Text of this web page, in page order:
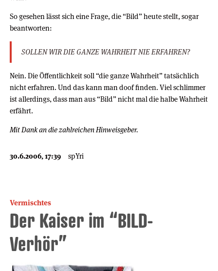
So gesehen lässt sich eine Frage, die “Bild” heute stellt, sogar
beantworten:
SOLLEN WIR DIE GANZE WAHRHEIT NIE ERFAHREN?
Nein. Die Öffentlichkeit soll “die ganze Wahrheit” tatsächlich
nicht erfahren. Und das kann man doof finden. Viel schlimmer
ist allerdings, dass man aus “Bild” nicht mal die halbe Wahrheit
erfährt.
Mit Dank an die zahlreichen Hinweisgeber.
30.6.2006, 17:39 spYri
Vermischtes
Der Kaiser im “BILD-
Verhör”